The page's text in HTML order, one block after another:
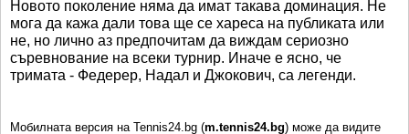
Новото поколение няма да имат такава доминация. Не
мога да кажа дали това ще се хареса на публиката или
не, но лично аз предпочитам да виждам сериозно
съревнование на всеки турнир. Иначе е ясно, че
тримата - Федерер, Надал и Джокович, са легенди.
Мобилната версия на Tennis24.bg (m.tennis24.bg) може да видите